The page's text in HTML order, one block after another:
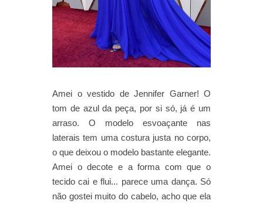
Amei o vestido de Jennifer Garner! O
tom de azul da peça, por si só, já é um
arraso. O modelo esvoaçante nas
laterais tem uma costura justa no corpo,
o que deixou o modelo bastante elegante.
Amei o decote e a forma com que o
tecido cai e flui... parece uma dança. Só
não gostei muito do cabelo, acho que ela